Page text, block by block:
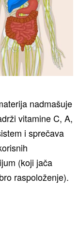
nadmašuje
vitamine C, A,
i sprečava
(koji jača
raspoloženje).